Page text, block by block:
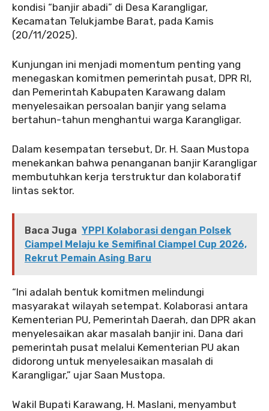
kondisi “banjir abadi” di Desa Karangligar,
Kecamatan Telukjambe Barat, pada Kamis
(20/11/2025).
Kunjungan ini menjadi momentum penting yang
menegaskan komitmen pemerintah pusat, DPR RI,
dan Pemerintah Kabupaten Karawang dalam
menyelesaikan persoalan banjir yang selama
bertahun-tahun menghantui warga Karangligar.
Dalam kesempatan tersebut, Dr. H. Saan Mustopa
menekankan bahwa penanganan banjir Karangligar
membutuhkan kerja terstruktur dan kolaboratif
lintas sektor.
Baca Juga YPPI Kolaborasi dengan Polsek
Ciampel Melaju ke Semifinal Ciampel Cup 2026,
Rekrut Pemain Asing Baru
“Ini adalah bentuk komitmen melindungi
masyarakat wilayah setempat. Kolaborasi antara
Kementerian PU, Pemerintah Daerah, dan DPR akan
menyelesaikan akar masalah banjir ini. Dana dari
pemerintah pusat melalui Kementerian PU akan
didorong untuk menyelesaikan masalah di
Karangligar,” ujar Saan Mustopa.
Wakil Bupati Karawang, H. Maslani, menyambut